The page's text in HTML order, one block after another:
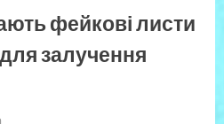
фейкові листи
залучення